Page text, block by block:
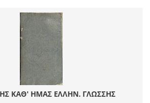
ΚΑΘ' ΗΜΑΣ ΕΛΛΗΝ. ΓΛΩΣΣΗΣ